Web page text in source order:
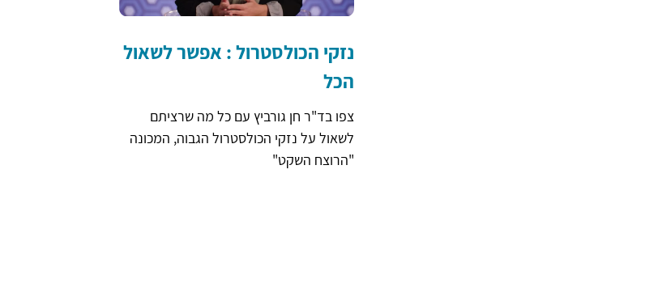
נזקי הכולסטרול : אפשר לשאול
הכל
צפו בד"ר חן גורביץ עם כל מה שרציתם
לשאול על נזקי הכולסטרול הגבוה, המכונה
"הרוצח השקט"